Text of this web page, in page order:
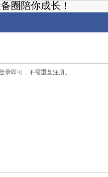
圈陪你成长！
即可，不需重复注册。